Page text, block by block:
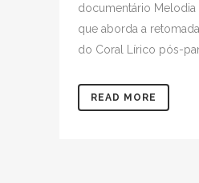
documentário Melodia
que aborda a
do Coral Lírico pós-
READ MORE